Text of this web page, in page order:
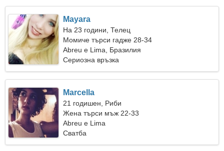
Mayara
На 23 години, Телец
Момиче търси гадже 28-34
Abreu e Lima, Бразилия
Сериозна връзка
Marcella
21 годишен, Риби
Жена търси мъж 22-33
Abreu e Lima
Сватба